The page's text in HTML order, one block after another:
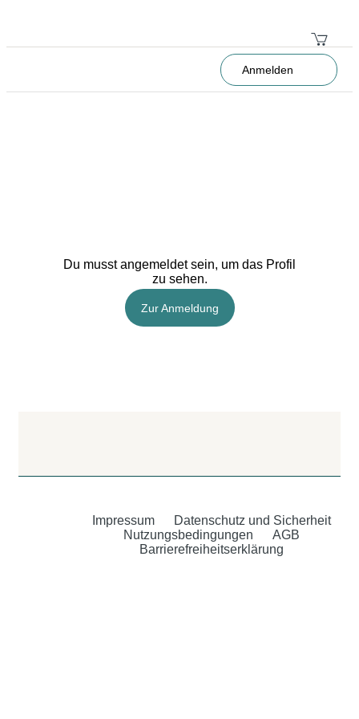
Anmelden
Du musst angemeldet sein, um das Profil
zu sehen.
Zur Anmeldung
Impressum
Datenschutz und Sicherheit
Nutzungsbedingungen
AGB
Barrierefreiheitserklärung